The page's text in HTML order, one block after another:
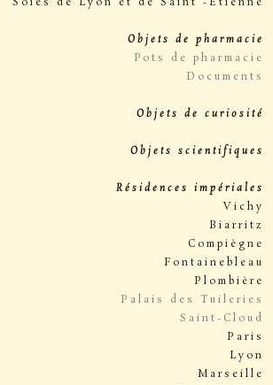
Objets de pharmacie
Pots de pharmacie
Documents
Objets de curiosité
Objets scientifiques
Résidences impériales
Vichy
Biarritz
Compiègne
Fontainebleau
Plombière
Palais des Tuileries
Saint-Cloud
Paris
Lyon
Marseille